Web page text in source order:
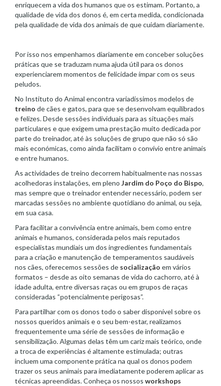
enriquecem a vida dos humanos que os estimam. Portanto, a
qualidade de vida dos donos é, em certa medida, condicionada
pela qualidade de vida dos animais de que cuidam diariamente.
Por isso nos empenhamos diariamente em conceber soluções
práticas que se traduzam numa ajuda útil para os donos
experienciarem momentos de felicidade ímpar com os seus
peludos.
No Instituto do Animal encontra variadíssimos modelos de
treino de cães e gatos, para que se desenvolvam equilibrados
e felizes. Desde sessões individuais para as situações mais
particulares e que exigem uma prestação muito dedicada por
parte do treinador, até às soluções de grupo que não só são
mais económicas, como ainda facilitam o convívio entre animais
e entre humanos.
As actividades de treino decorrem habitualmente nas nossas
acolhedoras instalações, em pleno Jardim do Poço do Bispo,
mas sempre que o treinador entender necessário, podem ser
marcadas sessões no ambiente quotidiano do animal, ou seja,
em sua casa.
Para facilitar a convivência entre animais, bem como entre
animais e humanos, considerada pelos mais reputados
especialistas mundiais um dos ingredientes fundamentais
para a criação e manutenção de temperamentos saudáveis
nos cães, oferecemos sessões de socialização em vários
formatos – desde as oito semanas de vida do cachorro, até à
idade adulta, entre diversas raças ou em grupos de raças
consideradas “potencialmente perigosas”.
Para partilhar com os donos todo o saber disponível sobre os
nossos queridos animais e o seu bem-estar, realizamos
frequentemente uma série de sessões de informação e
sensibilização. Algumas delas têm um cariz mais teórico, onde
a troca de experiências é altamente estimulada; outras
incluem uma componente prática na qual os donos podem
trazer os seus animais para imediatamente poderem aplicar as
técnicas apreendidas. Conheça os nossos workshops